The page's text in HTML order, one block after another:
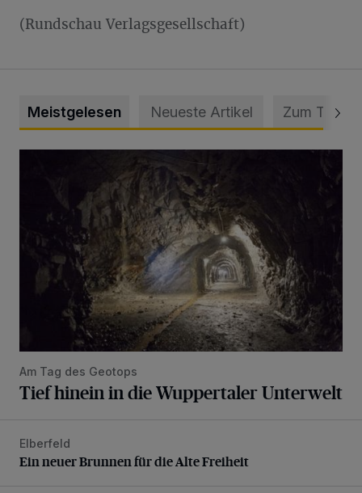
(Rundschau Verlagsgesellschaft)
Meistgelesen Neueste Artikel Zum Thema
Am Tag des Geotops
Tief hinein in die Wuppertaler Unterwelt
Ein neuer Brunnen für die Alte Freiheit
Elberfeld
Ein neuer Brunnen für die Alte Freiheit